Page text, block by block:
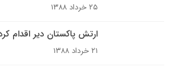
۲۵ خرداد ۱۳۸۸
ارتش پاکستان دیر اقدام
۲۱ خرداد ۱۳۸۸